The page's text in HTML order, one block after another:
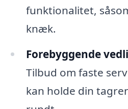
funktionalitet,
knæk.
Forebyggende
Tilbud om faste
kan holde din